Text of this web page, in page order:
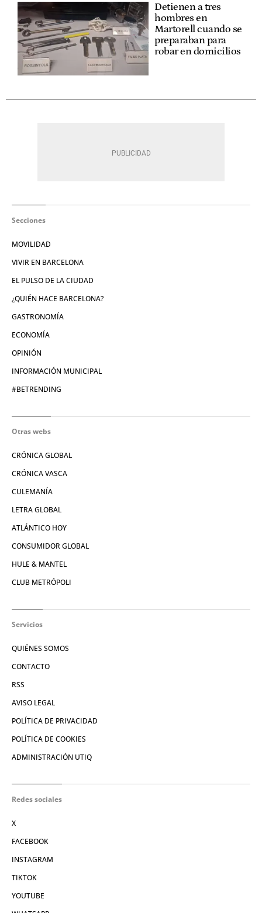
Detienen a tres
hombres en
Martorell cuando se
preparaban para
robar en domicilios
Secciones
MOVILIDAD
VIVIR EN BARCELONA
EL PULSO DE LA CIUDAD
¿QUIÉN HACE BARCELONA?
GASTRONOMÍA
ECONOMÍA
OPINIÓN
INFORMACIÓN MUNICIPAL
#BETRENDING
Otras webs
CRÓNICA GLOBAL
CRÓNICA VASCA
CULEMANÍA
LETRA GLOBAL
ATLÁNTICO HOY
CONSUMIDOR GLOBAL
HULE & MANTEL
CLUB METRÓPOLI
Servicios
QUIÉNES SOMOS
CONTACTO
RSS
AVISO LEGAL
POLÍTICA DE PRIVACIDAD
POLÍTICA DE COOKIES
ADMINISTRACIÓN UTIQ
Redes sociales
X
FACEBOOK
INSTAGRAM
TIKTOK
YOUTUBE